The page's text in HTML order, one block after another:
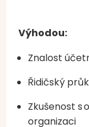
Výhodou:
Znalost
Řidičský
Zkušenost s
organizaci